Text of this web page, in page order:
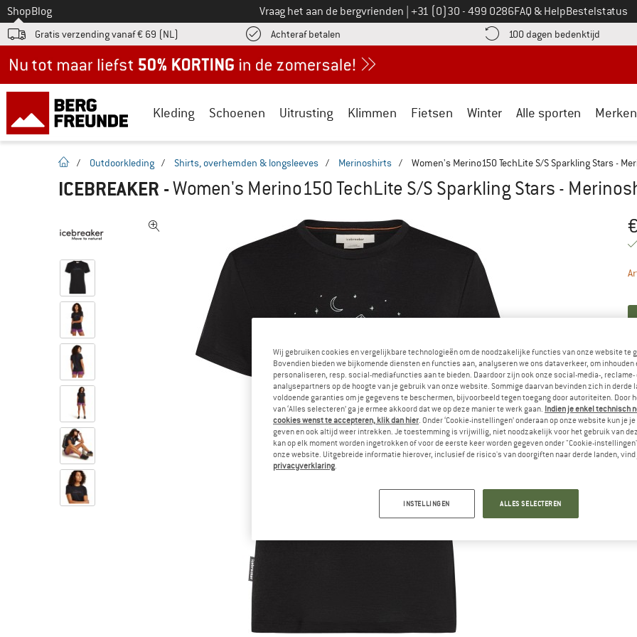
Naar
ShopBlog Vraag het aan de bergvrienden Bel ons op
+31 (0)30 - 499 0286FAQ & HelpBestelstatus
Gratis verzending vanaf € 69 (NL) Achteraf betalen vind de betalingsinformatie hier! Opent in een infovak
100 dagen bedenktijd Vind
Kleding Schoenen Uitrusting Klimmen Fietsen Winter Alle sporten Merken
Startpagina
/ Outdoorkleding / Shirts, overhemden & longsleeves / Merinoshirts / Women's Merino150 TechLite S/S Sparkling Stars -
ICEBREAKER -Women's Merino150 TechLite S/S Sparkling Stars -
€
Wij gebruiken cookies en vergelijkbare technologieën om de noodzakelijke functies van onze website te
Bovendien bieden we bijkomende diensten en functies aan, analyseren we ons dataverkeer, om inhouden
personaliseren, resp. social-mediafuncties aan te bieden. Daardoor zijn ook onze social-media-, reclame-
analysepartners op de hoogte van je gebruik van onze website. Sommige daarvan bevinden zich in derde
voldoende garanties om je gegevens te beschermen, bijvoorbeeld tegen toegang door autoriteiten. Door
van ‘Alles selecteren’ ga je ermee akkoord dat we op deze manier te werk gaan. Indien je enkel technisch
cookies wenst te accepteren, klik dan hier . Onder ‘Cookie-instellingen’ onderaan op onze website kun je
geven en ook altijd weer intrekken. Je toestemming is vrijwillig, niet noodzakelijk voor het gebruik van
kan op elk moment worden ingetrokken of voor de eerste keer worden gegeven onder "Cookie-
onze website. Uitgebreide informatie hierover, inclusief de risico's van doorgiften naar derde landen, vind
privacyverklaring
INSTELLINGEN ALLES SELECTEREN